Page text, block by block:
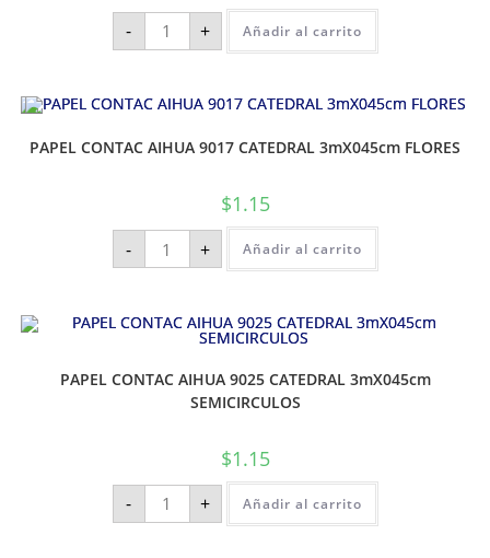
- + Añadir al carrito
PAPEL CONTAC AIHUA 9017 CATEDRAL 3mX045cm FLORES
$1.15
- + Añadir al carrito
PAPEL CONTAC AIHUA 9025 CATEDRAL 3mX045cm
SEMICIRCULOS
$1.15
- + Añadir al carrito